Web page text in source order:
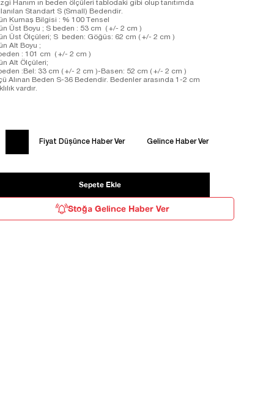
Hanım ın beden ölçüleri tablodaki gibi olup tanıtımda
Standart S (Small) Bedendir.
Kumaş Bilgisi : % 100 Tensel
Üst Boyu ; S beden : 53 cm ( +/- 2 cm )
Üst Ölçüleri; S beden: Göğüs: 62 cm ( +/- 2 cm )
Alt Boyu ;
: 101 cm ( +/- 2 cm )
Alt Ölçüleri;
:Bel: 33 cm ( +/- 2 cm )-Basen: 52 cm ( +/- 2 cm )
Alınan Beden S-36 Bedendir. Bedenler arasında 1-2 cm
vardır.
Fiyat Düşünce Haber Ver Gelince Haber Ver
Stoğa Gelince Haber Ver